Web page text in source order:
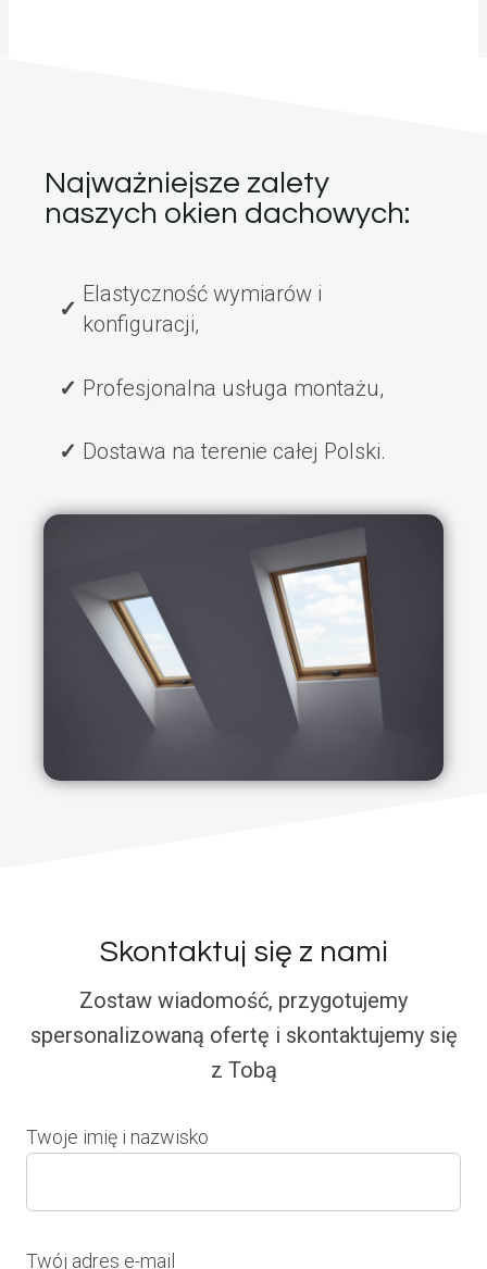
Najważniejsze zalety
naszych okien dachowych:
Elastyczność wymiarów i
konfiguracji,
Profesjonalna usługa montażu,
Dostawa na terenie całej Polski.
Skontaktuj się z nami
Zostaw wiadomość, przygotujemy
spersonalizowaną ofertę i skontaktujemy się
z Tobą
Twoje imię i nazwisko
Twój adres e-mail